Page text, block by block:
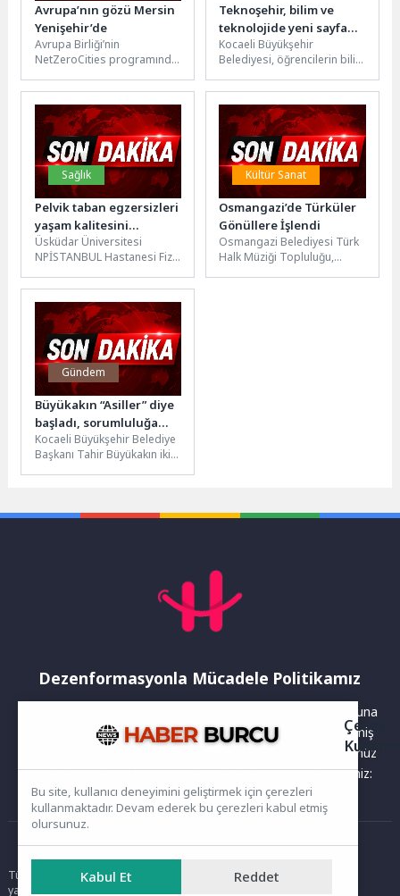
Avrupa’nın gözü Mersin
Yenişehir’de
Avrupa Birliği’nin
NetZeroCities programında
bırakarak ilk 22 arasına
giren tek ilçe belediyesi...
Teknoşehir, bilim ve
teknolojide yeni sayfa
açacak
Kocaeli Büyükşehir
Belediyesi, öğrencilerin bilim
artırmak amacıyla
Teknoşehir Projesi’ni hayata
geçiriyor....
Sağlık
Pelvik taban egzersizleri
yaşam kalitesini
artırıyor!
Üsküdar Üniversitesi
NPİSTANBUL Hastanesi Fizik
Uzmanı Dr. Asiye Gülsüm
Kakı, nefes, pelvik...
Kültür Sanat
Osmangazi’de Türküler
Gönüllere İşlendi
Osmangazi Belediyesi Türk
Halk Müziği Topluluğu,
Gündem
Büyükakın “Asiller” diye
başladı, sorumluluğa
dikkat çekti
Kocaeli Büyükşehir Belediye
Başkanı Tahir Büyükakın iki
Dezenformasyonla Mücadele Politikamız
Yayınlanan haberler doğruluk ilkesi gözetilerek hazırlanır. Buna
rağmen bazı içeriklerde eksik, hatalı veya güncelliğini yitirmiş
bilgiler bulunabilir.Yanlış veya yanıltıcı olduğunu düşündüğünüz
haberleri aşağıdaki iletişim kanallarından bize bildirebilirsiniz:
Ana Sayfa
Tüm hakları saklıdır. Sitede yer alan içerikler izinsiz kopyalanamaz,
yayımlanamaz ve kullanılamaz.
Çerez
Bu site, kullanıcı deneyimini geliştirmek için çerezleri
kullanmaktadır. Devam ederek bu çerezleri kabul etmiş
olursunuz.
Kabul Et Reddet